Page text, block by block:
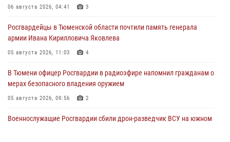
06 августа 2026, 04:41 3
Росгвардейцы в Тюменской области почтили память генерала
армии Ивана Кирилловича Яковлева
05 августа 2026, 11:03 4
В Тюмени офицер Росгвардии в радиоэфире напомнил гражданам о
мерах безопасного владения оружием
05 августа 2026, 09:56 2
Военнослужащие Росгвардии сбили дрон-разведчик ВСУ на южном